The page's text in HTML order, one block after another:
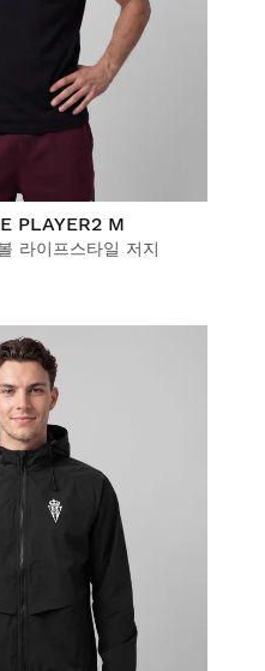
PLAYER2 M
라이프스타일 저지